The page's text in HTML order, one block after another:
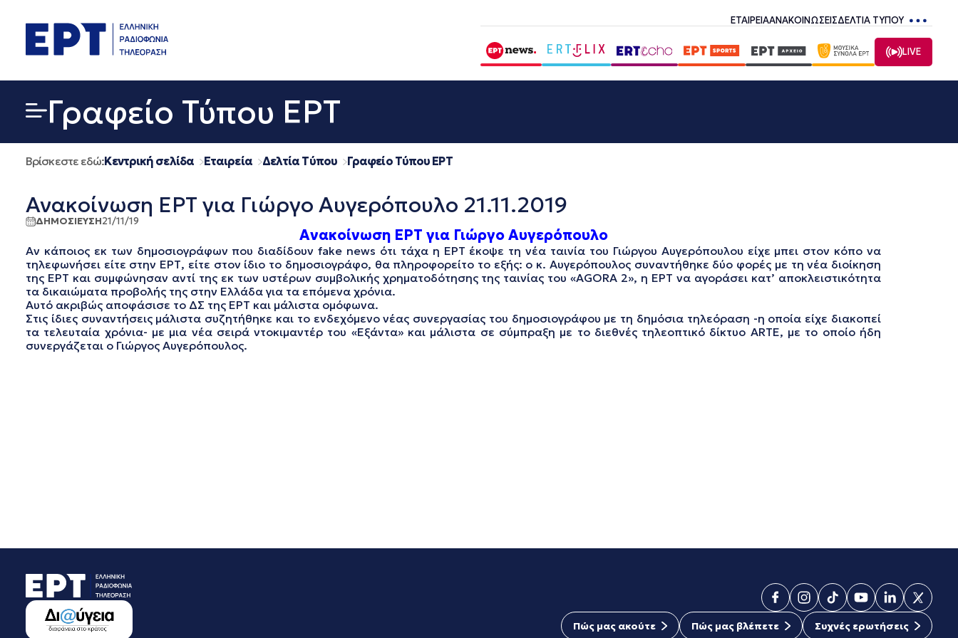
περιεχόμενο
ΕΤΑΙΡΕΙΑΑΝΑΚΟΙΝΩΣΕΙΣΔΕΛΤΙΑ ΤΥΠΟΥ
LIVE
Γραφείο Τύπου ΕΡΤ
Βρίσκεστε εδώ:Κεντρική σελίδα Εταιρεία Δελτία Τύπου Γραφείο Τύπου ΕΡΤ
Ανακοίνωση ΕΡΤ για Γιώργο Αυγερόπουλο 21.11.2019
ΔΗΜΟΣΙΕΥΣΗ21/11/19
Ανακοίνωση ΕΡΤ για Γιώργο Αυγερόπουλο
Αν κάποιος εκ των δημοσιογράφων που διαδίδουν fake news ότι τάχα η ΕΡΤ έκοψε τη νέα ταινία του Γιώργου Αυγερόπουλου είχε μπει στον κόπο να
τηλεφωνήσει είτε στην ΕΡΤ, είτε στον ίδιο το δημοσιογράφο, θα πληροφορείτο το εξής: ο κ. Αυγερόπουλος συναντήθηκε δύο φορές με τη νέα διοίκηση
της ΕΡΤ και συμφώνησαν αντί της εκ των υστέρων συμβολικής χρηματοδότησης της ταινίας του «AGORA 2», η ΕΡΤ να αγοράσει κατ’ αποκλειστικότητα
τα δικαιώματα προβολής της στην Ελλάδα για τα επόμενα χρόνια.
Αυτό ακριβώς αποφάσισε το ΔΣ της ΕΡΤ και μάλιστα ομόφωνα.
Στις ίδιες συναντήσεις μάλιστα συζητήθηκε και το ενδεχόμενο νέας συνεργασίας του δημοσιογράφου με τη δημόσια τηλεόραση -η οποία είχε διακοπεί
τα τελευταία χρόνια- με μια νέα σειρά ντοκιμαντέρ του «Εξάντα» και μάλιστα σε σύμπραξη με το διεθνές τηλεοπτικό δίκτυο ARΤΕ, με το οποίο ήδη
συνεργάζεται ο Γιώργος Αυγερόπουλος.
Πώς μας ακούτε Πώς μας βλέπετε Συχνές ερωτήσεις